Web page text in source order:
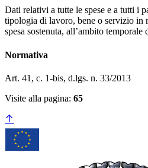
Dati relativi a tutte le spese e a tutti i
tipologia di lavoro, bene o servizio in
spesa sostenuta, all’ambito
Normativa
Art. 41, c. 1-bis, d.lgs. n. 33/2013
Visite alla pagina: 65